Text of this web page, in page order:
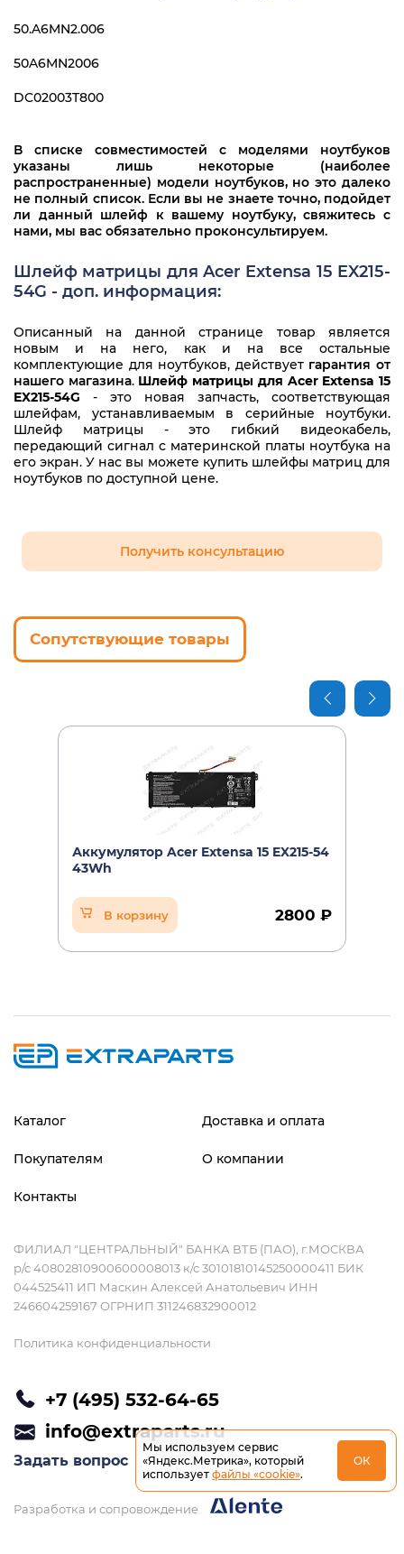
50.A6MN2.006
50A6MN2006
DC02003T800
В списке совместимостей с моделями ноутбуков
указаны лишь некоторые (наиболее
распространенные) модели ноутбуков, но это далеко
не полный список. Если вы не знаете точно, подойдет
ли данный шлейф к вашему ноутбуку, свяжитесь с
нами, мы вас обязательно проконсультируем.
Шлейф матрицы для Acer Extensa 15 EX215-
54G - доп. информация:
Описанный на данной странице товар является
новым и на него, как и на все остальные
комплектующие для ноутбуков, действует гарантия от
нашего магазина. Шлейф матрицы для Acer Extensa 15
EX215-54G - это новая запчасть, соответствующая
шлейфам, устанавливаемым в серийные ноутбуки.
Шлейф матрицы - это гибкий видеокабель,
передающий сигнал с материнской платы ноутбука на
его экран. У нас вы можете купить шлейфы матриц для
ноутбуков по доступной цене.
Получить консультацию
Сопутствующие товары
Аккумулятор Acer Extensa 15 EX215-54
43Wh
В корзину 2800 ₽
Каталог Доставка и оплата
Покупателям О компании
Контакты
ФИЛИАЛ "ЦЕНТРАЛЬНЫЙ" БАНКА ВТБ (ПАО), г.МОСКВА
р/с 40802810900600008013 к/с 30101810145250000411 БИК
044525411 ИП Маскин Алексей Анатольевич ИНН
246604259167 ОГРНИП 311246832900012
Политика конфиденциальности
+7 (495) 532-64-65
info@extraparts.ru
Задать вопрос
Разработка и сопровождение
Мы используем сервис
«Яндекс.Метрика», который
использует файлы «cookie».
ОК